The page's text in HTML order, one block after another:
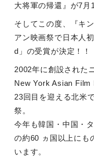
大将軍の帰還』が7 月
そしてこの度、『キ
アン映画祭で日本人
d 」の受賞が決定！！
2002年に創設された
New York Asian Film
23回目を迎える北米
祭。
今年も韓国・中国・
の約60 ヵ国以上にも
います。